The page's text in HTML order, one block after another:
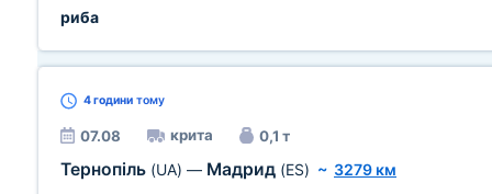
риба
4 години тому
07.08 крита 0,1 т
Тернопіль (UA) — Мадрид (ES) ~ 3279 км